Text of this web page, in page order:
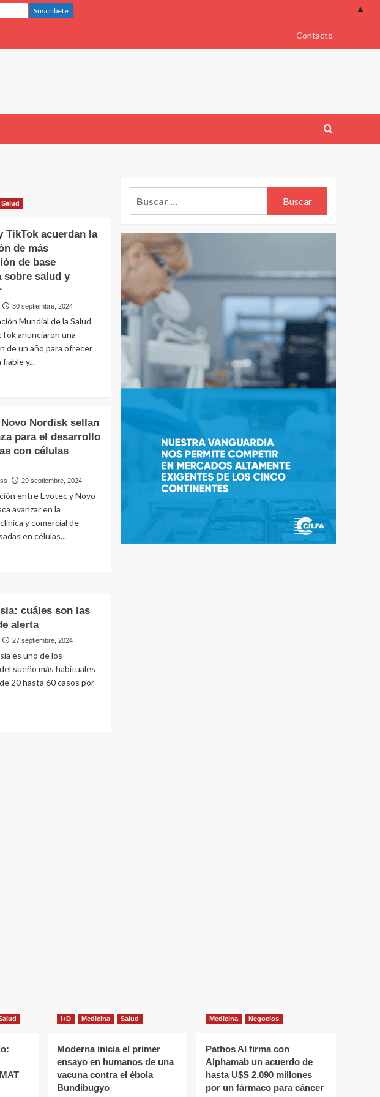
Contacto
Salud
TikTok acuerdan la
de más
de base
sobre salud y
30 septiembre, 2024
Mundial de la Salud
anunciaron una
de un año para ofrecer
y...
Nordisk sellan
para el desarrollo
con células
29 septiembre, 2024
entre Evotec y Novo
avanzar en la
y comercial de
en células...
cuáles son las
alerta
27 septiembre, 2024
es uno de los
sueño más habituales
20 hasta 60 casos por
I+D Medicina Salud
Moderna inicia el primer
ensayo en humanos de una
vacuna contra el ébola
Bundibugyo
Medicina Negocios
Pathos AI firma con
Alphamab un acuerdo de
hasta U$S 2.090 millones
por un fármaco para cáncer
▲